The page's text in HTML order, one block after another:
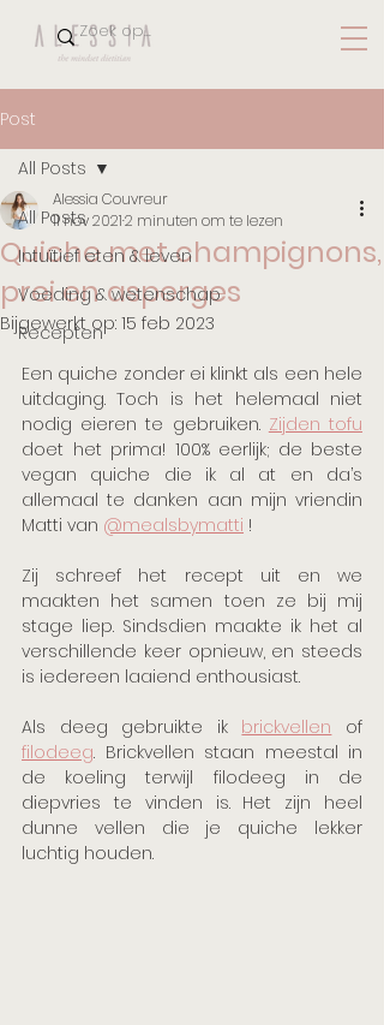
Post
All Posts
Intuïtief eten & leven
Voeding & wetenschap
Recepten
All Posts
Quiche met champignons,
prei en asperges
Alessia Couvreur
11 nov 20212 minuten om te lezen
Bijgewerkt op: 15 feb 2023
Een quiche zonder ei klinkt als een hele
uitdaging. Toch is het helemaal niet
nodig eieren te gebruiken. Zijden tofu
doet het prima! 100% eerlijk; de beste
vegan quiche die ik al at en da’s
allemaal te danken aan mijn vriendin
Matti van @mealsbymatti !
Zij schreef het recept uit en we
maakten het samen toen ze bij mij
stage liep. Sindsdien maakte ik het al
verschillende keer opnieuw, en steeds
is iedereen laaiend enthousiast.
Als deeg gebruikte ik brickvellen
filodeeg. Brickvellen staan meestal in
de koeling terwijl filodeeg in de
diepvries te vinden is. Het zijn heel
dunne vellen die je quiche lekker
luchtig houden.